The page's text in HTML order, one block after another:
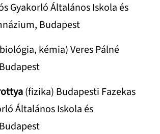
Gyakorló Általános Iskola és
Budapest
kémia) Veres Pálné
(fizika) Budapesti Fazekas
Általános Iskola és